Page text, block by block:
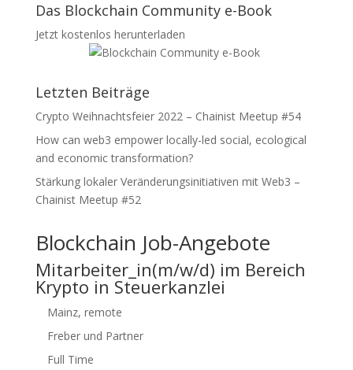
Das Blockchain Community e-Book
Jetzt kostenlos herunterladen
Letzten Beiträge
Crypto Weihnachtsfeier 2022 – Chainist Meetup #54
How can web3 empower locally-led social, ecological
and economic transformation?
Stärkung lokaler Veränderungsinitiativen mit Web3 –
Chainist Meetup #52
Blockchain Job-Angebote
Mitarbeiter_in(m/w/d) im Bereich
Krypto in Steuerkanzlei
Mainz, remote
Freber und Partner
Full Time